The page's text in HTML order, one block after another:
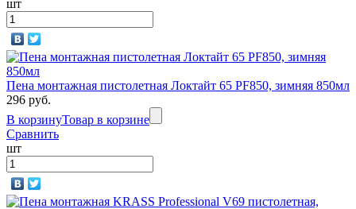
шт
Пена монтажная пистолетная Локтайт 65 РF850, зимняя 850мл
296 руб.
В корзинуТовар в корзине
Сравнить
шт